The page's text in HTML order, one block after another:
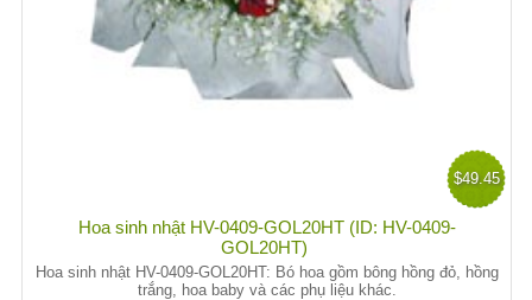
$49.45
Hoa sinh nhật HV-0409-GOL20HT (ID: HV-0409-
GOL20HT)
Hoa sinh nhật HV-0409-GOL20HT: Bó hoa gồm bông hồng đỏ, hồng
trắng, hoa baby và các phụ liệu khác.